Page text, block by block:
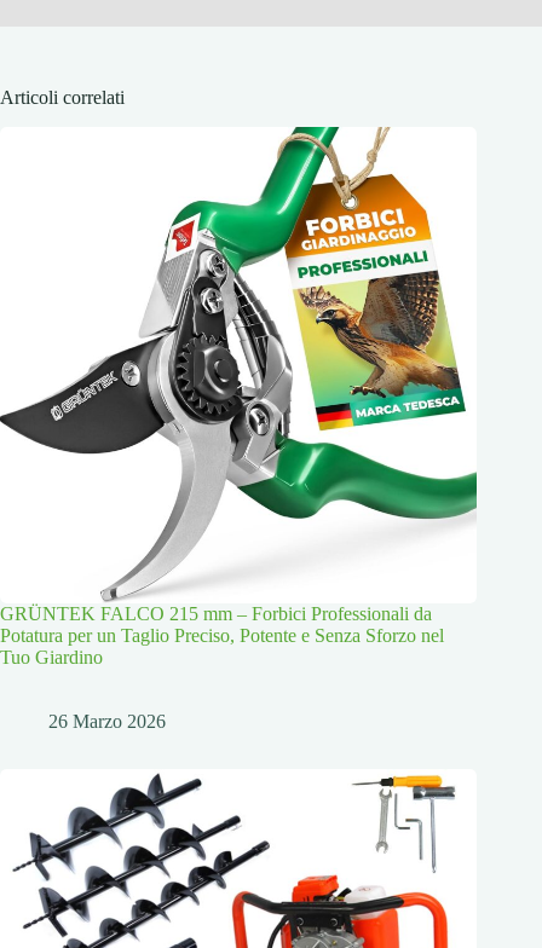
Articoli correlati
GRÜNTEK FALCO 215 mm – Forbici Professionali da
Potatura per un Taglio Preciso, Potente e Senza Sforzo nel
Tuo Giardino
26 Marzo 2026